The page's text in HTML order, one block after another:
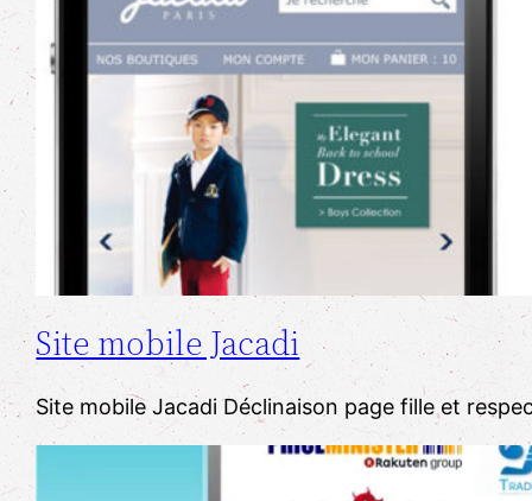
Site mobile Jacadi
​​Site mobile Jacadi Déclinaison page fille et